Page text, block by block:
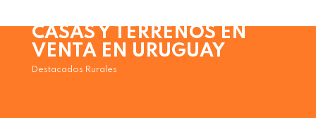
CASAS Y TERRENOS EN
VENTA EN URUGUAY
Destacados Rurales